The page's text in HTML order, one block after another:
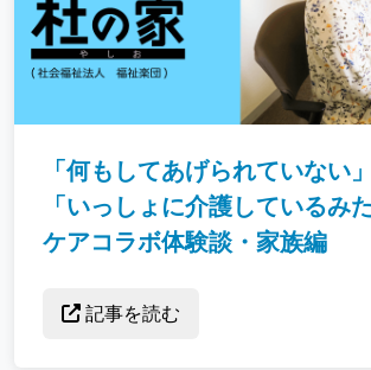
「何もしてあげられていない
「いっしょに介護しているみ
ケアコラボ体験談・家族編
記事を読む